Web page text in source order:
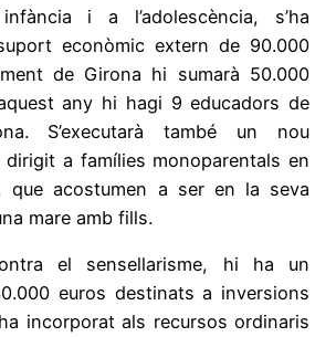
i a l’adolescència, s’ha
econòmic extern de 90.000
de Girona hi sumarà 50.000
any hi hagi 9 educadors de
S’executarà també un nou
a famílies monoparentals en
que acostumen a ser en la seva
mare amb fills.
el sensellarisme, hi ha un
euros destinats a inversions
incorporat als recursos ordinaris